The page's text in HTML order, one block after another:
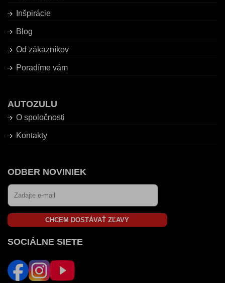
Inšpirácie
Blog
Od zákazníkov
Poradíme vám
AUTOZULU
O spoločnosti
Kontakty
ODBER NOVINIEK
CHCEM DOSTÁVAŤ ZĽAVY
SOCIÁLNE SIETE